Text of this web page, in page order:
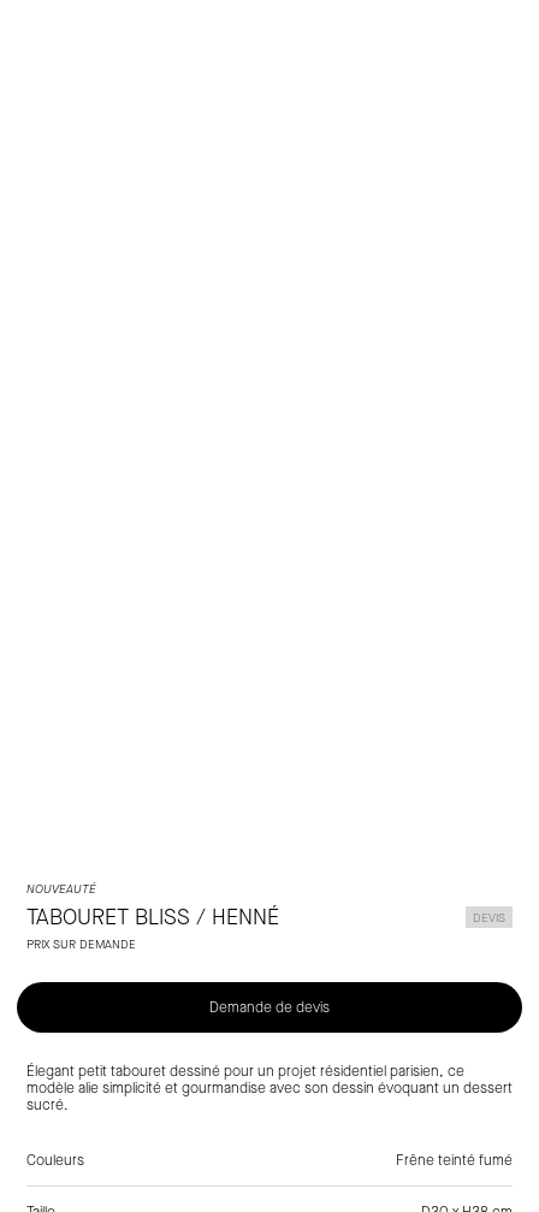
NOUVEAUTÉ
TABOURET BLISS / HENNÉ
DEVIS
PRIX SUR DEMANDE
Demande de devis
Élegant petit tabouret dessiné pour un projet résidentiel parisien, ce
modèle alie simplicité et gourmandise avec son dessin évoquant un dessert
sucré.
Couleurs Frêne teinté fumé